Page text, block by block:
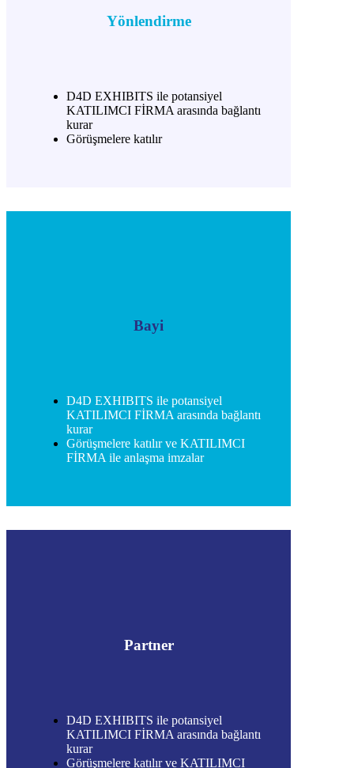
Yönlendirme
D4D EXHIBITS ile potansiyel
KATILIMCI FİRMA arasında bağlantı
kurar
Görüşmelere katılır
Bayi
D4D EXHIBITS ile potansiyel
KATILIMCI FİRMA arasında bağlantı
kurar
Görüşmelere katılır ve KATILIMCI
FİRMA ile anlaşma imzalar
Partner
D4D EXHIBITS ile potansiyel
KATILIMCI FİRMA arasında bağlantı
kurar
Görüşmelere katılır ve KATILIMCI